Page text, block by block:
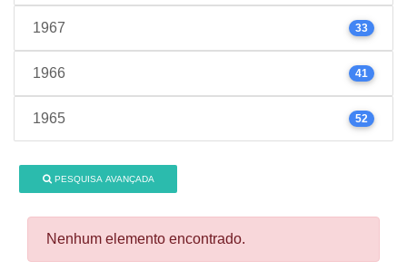
1967 33
1966 41
1965 52
PESQUISA AVANÇADA
Nenhum elemento encontrado.